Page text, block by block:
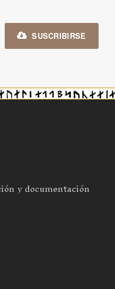
SUSCRIBIRSE
y documentación